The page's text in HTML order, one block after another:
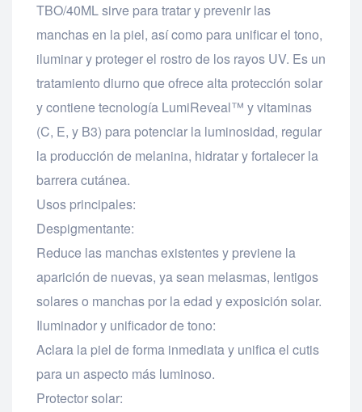
TBO/40ML sirve para tratar y prevenir las
manchas en la piel, así como para unificar el tono,
iluminar y proteger el rostro de los rayos UV. Es un
tratamiento diurno que ofrece alta protección solar
y contiene tecnología LumiReveal™ y vitaminas
(C, E, y B3) para potenciar la luminosidad, regular
la producción de melanina, hidratar y fortalecer la
barrera cutánea.
Usos principales:
Despigmentante:
Reduce las manchas existentes y previene la
aparición de nuevas, ya sean melasmas, lentigos
solares o manchas por la edad y exposición solar.
Iluminador y unificador de tono:
Aclara la piel de forma inmediata y unifica el cutis
para un aspecto más luminoso.
Protector solar: